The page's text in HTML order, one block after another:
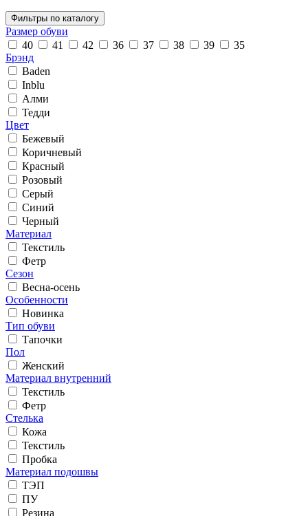
Фильтры по каталогу
Размер обуви
40
41 42 36 37 38 39
35
Брэнд
Baden
Inblu
Алми
Тедди
Цвет
Бежевый
Коричневый
Красный
Розовый
Серый
Синий
Черный
Материал
Текстиль
Фетр
Сезон
Весна-осень
Особенности
Новинка
Тип обуви
Тапочки
Пол
Женский
Материал внутренний
Текстиль
Фетр
Стелька
Кожа
Текстиль
Пробка
Материал подошвы
ТЭП
ПУ
Резина